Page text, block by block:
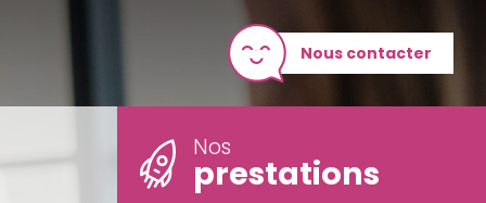
Nous contacter
Nos
prestations